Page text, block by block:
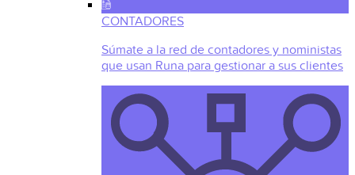
CONTADORES
Súmate a la red de contadores y noministas
que usan Runa para gestionar a sus clientes